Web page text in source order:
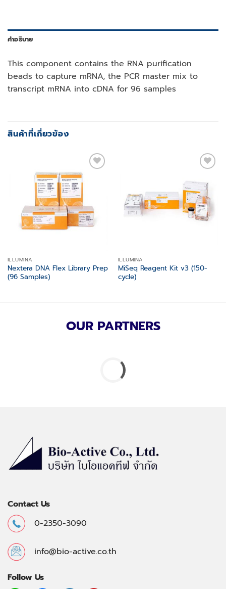
คำอธิบาย
This component contains the RNA purification
beads to capture mRNA, the PCR master mix to
transcript mRNA into cDNA for 96 samples
สินค้าที่เกี่ยวข้อง
wishlist
ILLUMINA
Nextera DNA Flex Library Prep
(96 Samples)
wishlist
ILLUMINA
MiSeq Reagent Kit v3 (150-
cycle)
OUR PARTNERS
Contact Us
0-2350-3090
info@bio-active.co.th
Follow Us